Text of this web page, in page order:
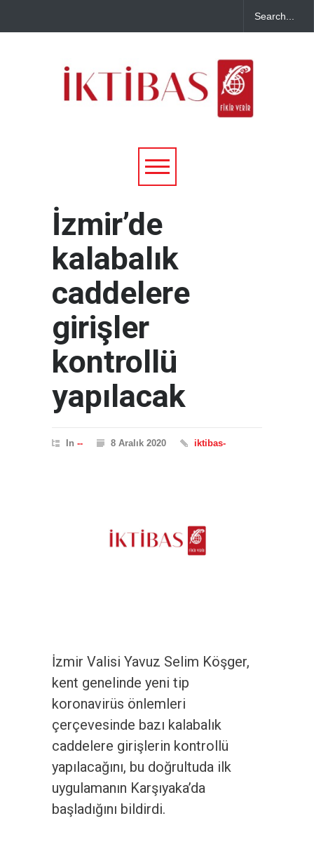
İzmir’de
kalabalık
caddelere
girişler
kontrollü
yapılacak
In -- 8 Aralık 2020 iktibas-
İzmir Valisi Yavuz Selim Köşger,
kent genelinde yeni tip
koronavirüs önlemleri
çerçevesinde bazı kalabalık
caddelere girişlerin kontrollü
yapılacağını, bu doğrultuda ilk
uygulamanın Karşıyaka’da
başladığını bildirdi.